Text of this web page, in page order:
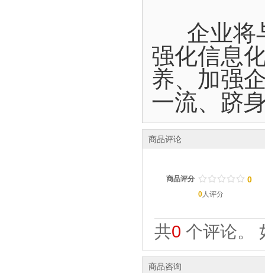
企业将
强化信息
养、加强
一流、跻
商品评论
商品评分 / / / / /
. . . . . 0
0人评分
共0 个评论。
商品咨询